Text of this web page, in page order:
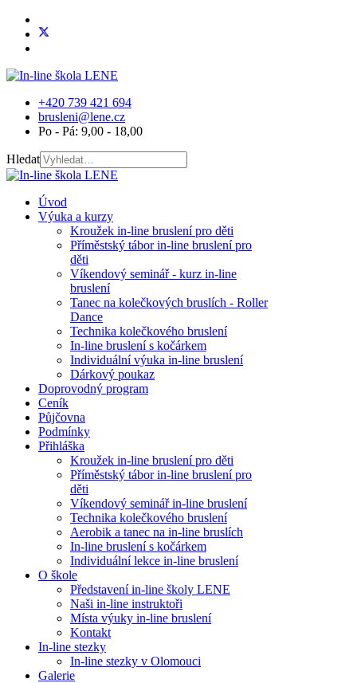
+420 739 421 694
brusleni@lene.cz
Po - Pá: 9,00 - 18,00
Hledat
Úvod
Výuka a kurzy
Kroužek in-line bruslení pro děti
Příměstský tábor in-line bruslení pro
děti
Víkendový seminář - kurz in-line
bruslení
Tanec na kolečkových bruslích - Roller
Dance
Technika kolečkového bruslení
In-line bruslení s kočárkem
Individuální výuka in-line bruslení
Dárkový poukaz
Doprovodný program
Ceník
Půjčovna
Podmínky
Přihláška
Kroužek in-line bruslení pro děti
Příměstský tábor in-line bruslení pro
děti
Víkendový seminář in-line bruslení
Technika kolečkového bruslení
Aerobik a tanec na in-line bruslích
In-line bruslení s kočárkem
Individuální lekce in-line bruslení
O škole
Představení in-line školy LENE
Naši in-line instruktoři
Místa výuky in-line bruslení
Kontakt
In-line stezky
In-line stezky v Olomouci
Galerie